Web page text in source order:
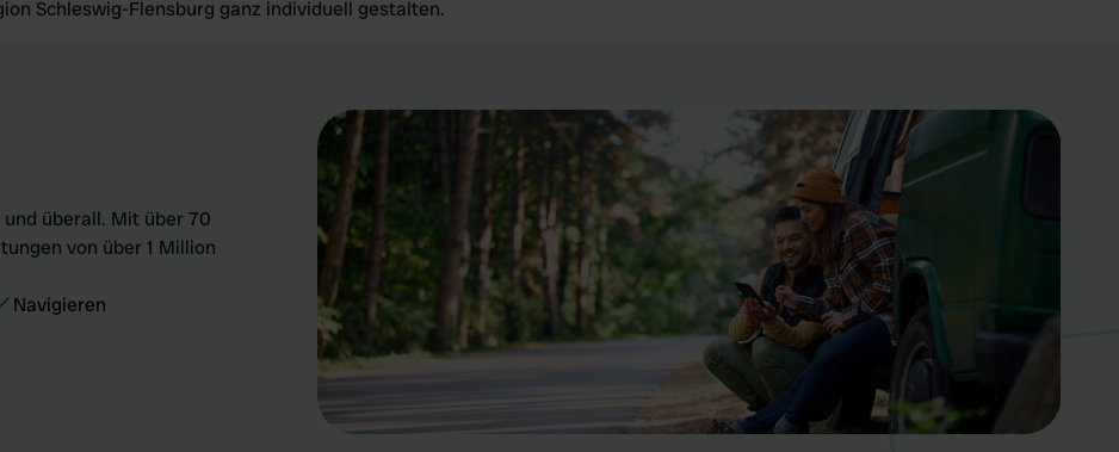
Schleswig-Flensburg ganz individuell gestalten.
überall. Mit über 70
von über 1 Million
Navigieren